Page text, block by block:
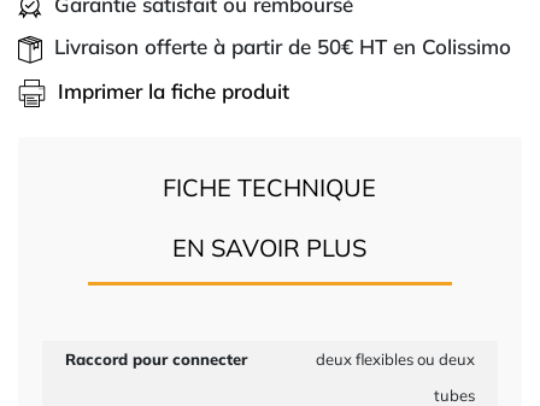
Livraison offerte à partir de 50€ HT en Colissimo
Imprimer la fiche produit
FICHE TECHNIQUE
EN SAVOIR PLUS
Raccord pour connecter
deux flexibles ou deux
tubes